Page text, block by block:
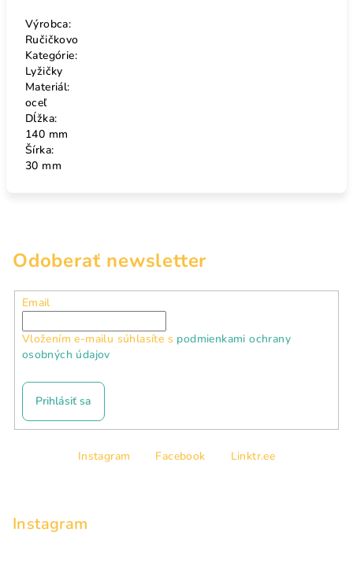
Výrobca:
Ručičkovo
Kategórie:
Lyžičky
Materiál:
oceľ
Dĺžka:
140 mm
Šírka:
30 mm
Odoberať newsletter
Email
Vložením e-mailu súhlasíte s podmienkami ochrany
osobných údajov
Prihlásiť sa
Instagram Facebook Linktr.ee
Instagram